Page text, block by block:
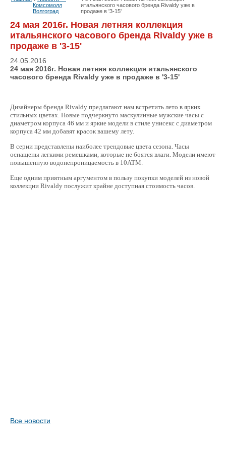
Комсомолл
Волгоград
итальянского часового бренда Rivaldy уже в
продаже в '3-15'
24 мая 2016г. Новая летняя коллекция
итальянского часового бренда Rivaldy уже в
продаже в '3-15'
24.05.2016
24 мая 2016г. Новая летняя коллекция итальянского
часового бренда Rivaldy уже в продаже в '3-15'
Дизайнеры бренда Rivaldy предлагают нам встретить лето в ярких
стильных цветах. Новые подчеркнуто маскулинные мужские часы с
диаметром корпуса 46 мм и яркие модели в стиле унисекс с диаметром
корпуса 42 мм добавят красок вашему лету.
В серии представлены наиболее трендовые цвета сезона. Часы
оснащены легкими ремешками, которые не боятся влаги. Модели имеют
повышенную водонепроницаемость в 10АТМ.
Еще одним приятным аргументом в пользу покупки моделей из новой
коллекции Rivaldy послужит крайне доступная стоимость часов.
Все новости